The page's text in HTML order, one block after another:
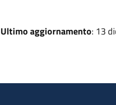
Ultimo aggiornamento: 13